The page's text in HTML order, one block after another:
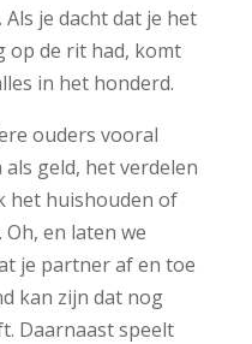
je dacht dat je het
op de rit had, komt
in het honderd.
ouders vooral
geld, het verdelen
het huishouden of
en laten we
je partner af en toe
kan zijn dat nog
Daarnaast speelt